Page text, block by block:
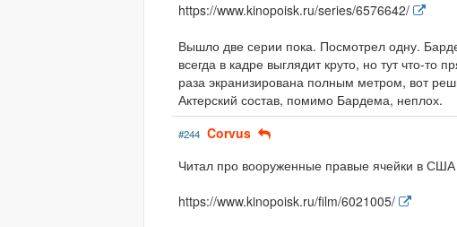
https://www.kinopoisk.ru/series/6576642/
Вышло две серии пока. Посмотрел одну.
всегда в кадре выглядит круто, но тут что-
раза экранизирована полным метром, вот
Актерский состав, помимо Бардема, неплох.
#244 Corvus
Читал про вооруженные правые ячейки в США
https://www.kinopoisk.ru/film/6021005/